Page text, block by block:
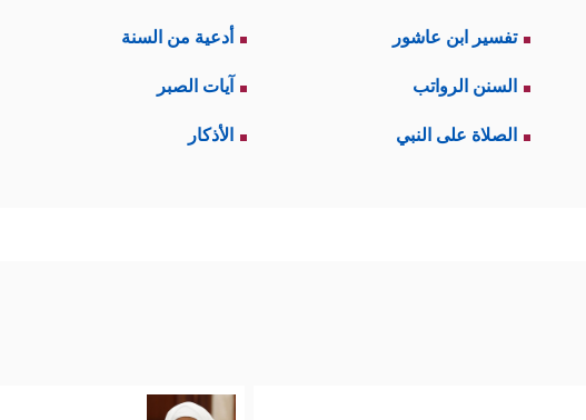
تفسير ابن عاشور أدعية من السنة
السنن الرواتب آيات الصبر
الصلاة على النبي الأذكار